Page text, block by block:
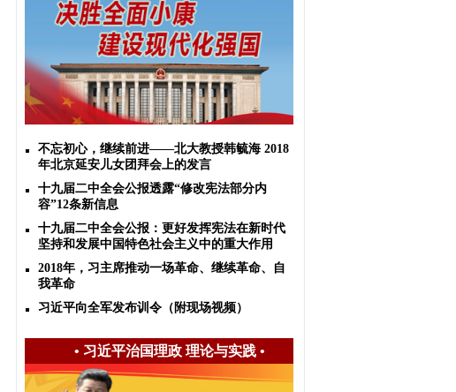
不忘初心，继续前进——北大教授韩毓海 2018
年北京延安儿女团拜会上的发言
十九届二中全会公报透露“修改宪法部分内
容”12条新信息
十九届二中全会公报：更好发挥宪法在新时代
坚持和发展中国特色社会主义中的重大作用
2018年，习主席推动一场革命、继续革命、自
我革命
习近平向全军发布训令（附现场视频）
• 习近平治国理政 理论与实践•